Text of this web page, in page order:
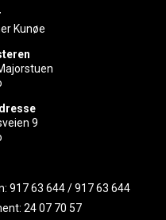
Kunøe
9
917 63 644/917 63 644
24 07 70 57